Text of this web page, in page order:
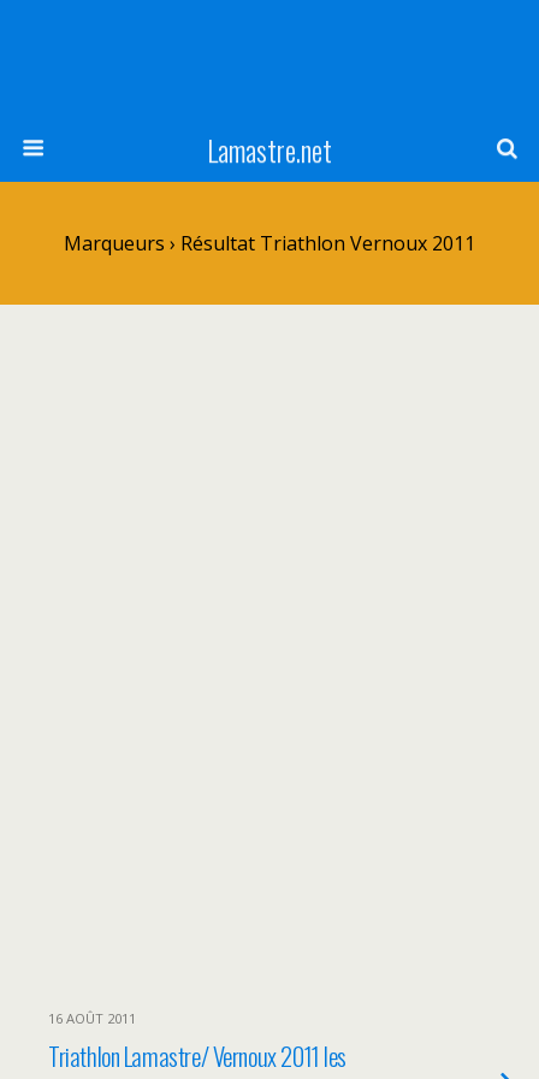
Lamastre.net
Marqueurs › Résultat Triathlon Vernoux 2011
16 AOÛT 2011
Triathlon Lamastre/ Vernoux 2011 les